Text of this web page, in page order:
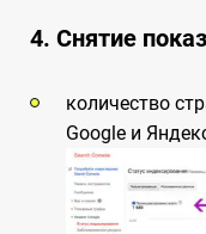
4. Снятие
количество
Google и